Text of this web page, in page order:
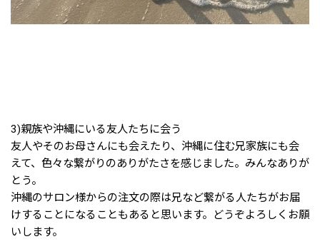
3)親族や沖縄にいる友人たちに会う
友人やそのお母さんにも会えたり、沖縄に住む兄家族にも会
えて、色々な繋がりのありがたさを感じました。みんなありが
とう。
沖縄のサロン様からの注文の際は兄など繋がる人たちがお届
けすることになることもあると思います。どうぞよろしくお願
いします。